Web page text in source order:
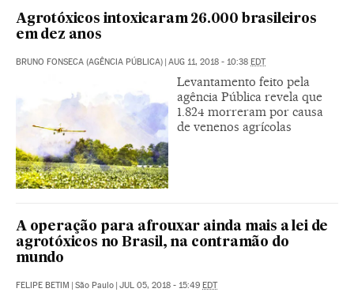
Agrotóxicos intoxicaram 26.000 brasileiros
em dez anos
BRUNO FONSECA (AGÊNCIA PÚBLICA) | AUG 11, 2018 - 10:38 EDT
Levantamento feito pela
agência Pública revela que
1.824 morreram por causa
de venenos agrícolas
A operação para afrouxar ainda mais a lei de
agrotóxicos no Brasil, na contramão do
mundo
FELIPE BETIM | São Paulo | JUL 05, 2018 - 15:49 EDT